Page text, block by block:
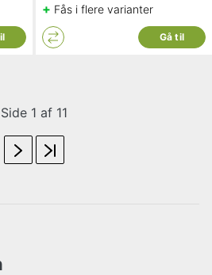
+ Fås i flere varianter
Gå til
Side 1 af 11